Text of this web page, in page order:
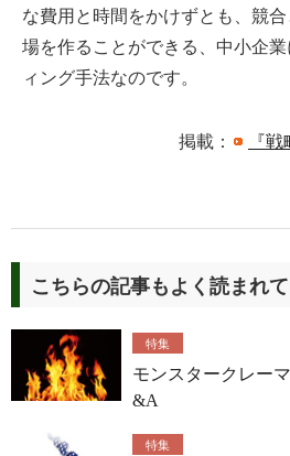
な費用と時間をかけずとも、競
場を作ることができる、中小企
ィング手法なのです。
掲載： 『
こちらの記事もよく読まれ
特集
モンスタークレー
&A
特集